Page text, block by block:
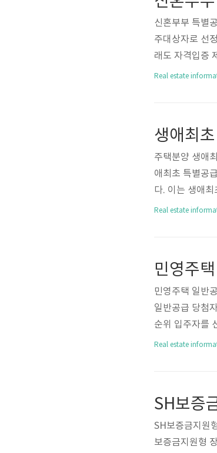
으로 이어지는
신혼부부 특별
주대상자로 선
래도 자격입증
것이 제일 중요
세대주 및 세대
Real estate
주택분양 생애
애최초 특별공
다. 이는 생애
도 당첨자 제출
출해야 하는 서
Real estate
민영주택 일반
일반공급 당첨
순위 입주자를
제로 입주자를
0% 추첨제:
Real estate
SH보증금지원
보증금지원형